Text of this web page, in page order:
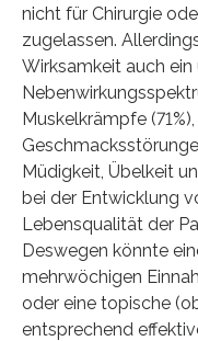
nicht für Chirurgie
zugelassen.
Wirksamkeit auch
Muskelkrämpfe
Müdigkeit, Übelkeit
bei der Entwicklung
Lebensqualität der
Deswegen könnte
mehrwöchigen
oder eine topische
entsprechend